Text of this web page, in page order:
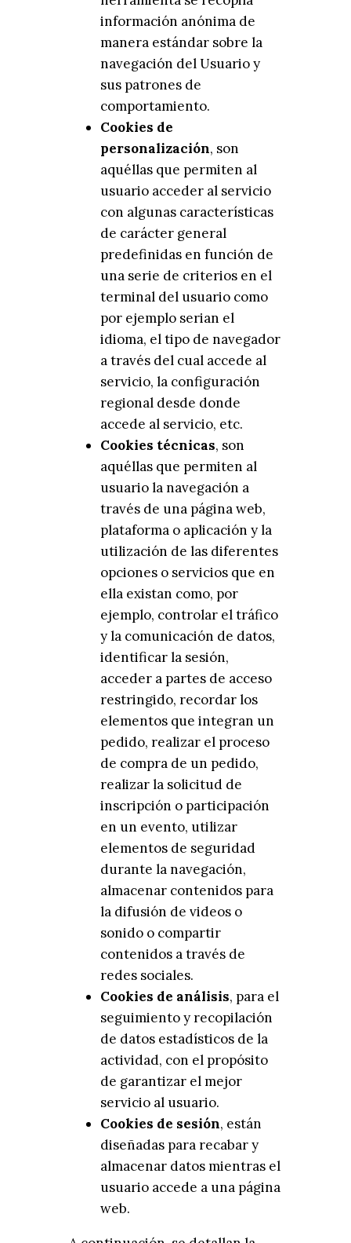
información anónima de
manera estándar sobre la
navegación del Usuario y
sus patrones de
comportamiento.
Cookies de
personalización, son
aquéllas que permiten al
usuario acceder al servicio
con algunas características
de carácter general
predefinidas en función de
una serie de criterios en el
terminal del usuario como
por ejemplo serian el
idioma, el tipo de navegador
a través del cual accede al
servicio, la configuración
regional desde donde
accede al servicio, etc.
Cookies técnicas, son
aquéllas que permiten al
usuario la navegación a
través de una página web,
plataforma o aplicación y la
utilización de las diferentes
opciones o servicios que en
ella existan como, por
ejemplo, controlar el tráfico
y la comunicación de datos,
identificar la sesión,
acceder a partes de acceso
restringido, recordar los
elementos que integran un
pedido, realizar el proceso
de compra de un pedido,
realizar la solicitud de
inscripción o participación
en un evento, utilizar
elementos de seguridad
durante la navegación,
almacenar contenidos para
la difusión de videos o
sonido o compartir
contenidos a través de
redes sociales.
Cookies de análisis, para el
seguimiento y recopilación
de datos estadísticos de la
actividad, con el propósito
de garantizar el mejor
servicio al usuario.
Cookies de sesión, están
diseñadas para recabar y
almacenar datos mientras el
usuario accede a una página
web.